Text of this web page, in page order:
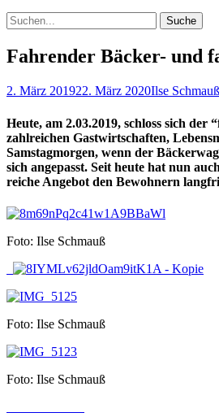
Suchen
Suche
nach:
Fahrender Bäcker- und
Posted
2. März 201922. März 2020Autor
Ilse Schmauß
Heute, am 2.03.2019, schloss sich
zahlreichen Gastwirtschaften,
Samstagmorgen, wenn der
sich angepasst. Seit heute hat nun
reiche Angebot den Bewohnern
Foto: Ilse Schmauß
Foto: Ilse Schmauß
Foto: Ilse Schmauß